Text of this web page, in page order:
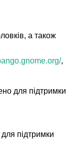
а також
,
для підтримки
підтримки